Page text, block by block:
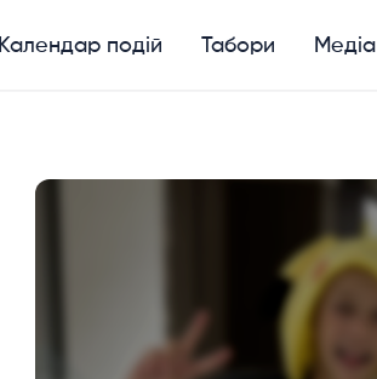
Календар подій Табори Медіа